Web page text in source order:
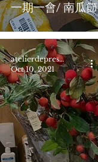
一期一會/ 南瓜節
atelierdepresent
Oct 10, 2021